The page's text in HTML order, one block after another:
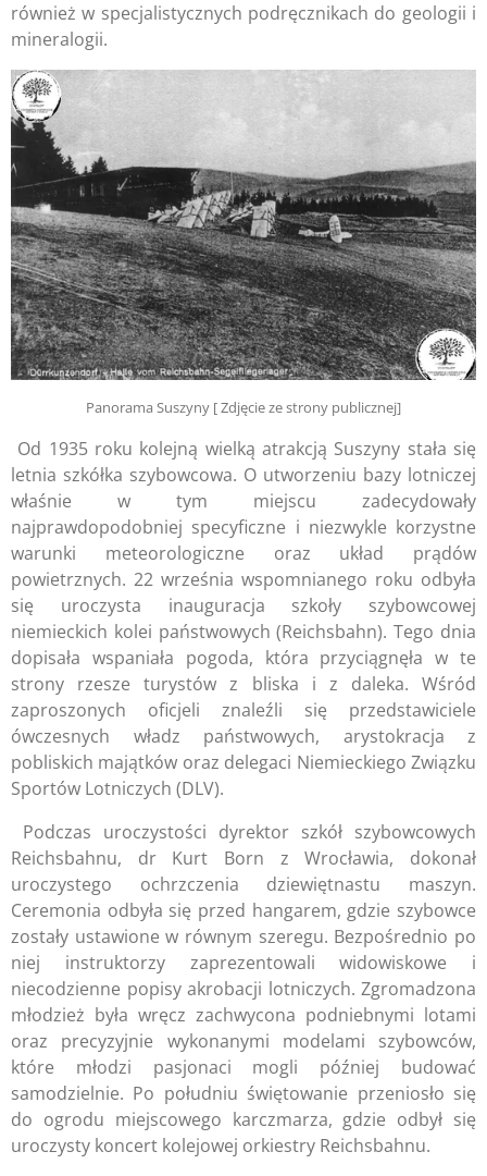
również w specjalistycznych podręcznikach do geologii i
mineralogii.
Panorama Suszyny [ Zdjęcie ze strony publicznej]
Od 1935 roku kolejną wielką atrakcją Suszyny stała się
letnia szkółka szybowcowa. O utworzeniu bazy lotniczej
właśnie w tym miejscu zadecydowały
najprawdopodobniej specyficzne i niezwykle korzystne
warunki meteorologiczne oraz układ prądów
powietrznych. 22 września wspomnianego roku odbyła
się uroczysta inauguracja szkoły szybowcowej
niemieckich kolei państwowych (Reichsbahn). Tego dnia
dopisała wspaniała pogoda, która przyciągnęła w te
strony rzesze turystów z bliska i z daleka. Wśród
zaproszonych oficjeli znaleźli się przedstawiciele
ówczesnych władz państwowych, arystokracja z
pobliskich majątków oraz delegaci Niemieckiego Związku
Sportów Lotniczych (DLV).
Podczas uroczystości dyrektor szkół szybowcowych
Reichsbahnu, dr Kurt Born z Wrocławia, dokonał
uroczystego ochrzczenia dziewiętnastu maszyn.
Ceremonia odbyła się przed hangarem, gdzie szybowce
zostały ustawione w równym szeregu. Bezpośrednio po
niej instruktorzy zaprezentowali widowiskowe i
niecodzienne popisy akrobacji lotniczych. Zgromadzona
młodzież była wręcz zachwycona podniebnymi lotami
oraz precyzyjnie wykonanymi modelami szybowców,
które młodzi pasjonaci mogli później budować
samodzielnie. Po południu świętowanie przeniosło się
do ogrodu miejscowego karczmarza, gdzie odbył się
uroczysty koncert kolejowej orkiestry Reichsbahnu.